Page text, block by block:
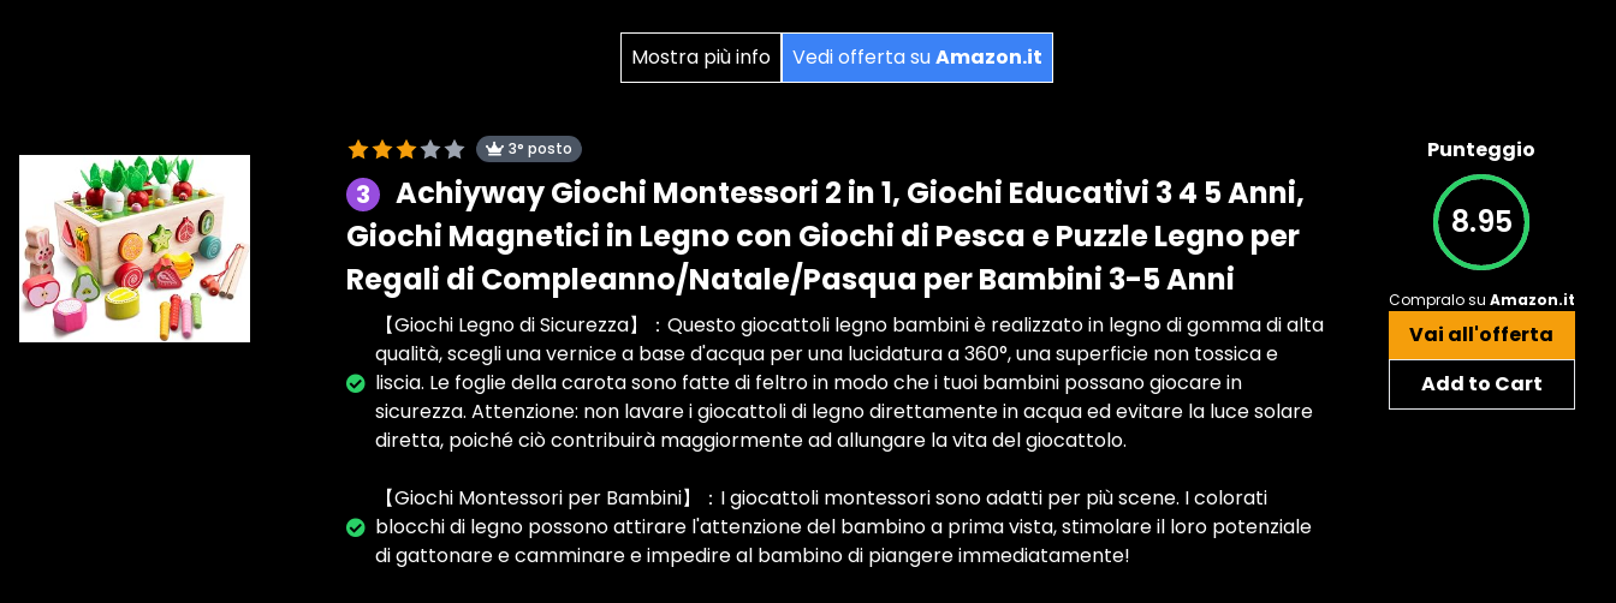
Mostra più info Vedi offerta suAmazon.it
3° posto
3
Achiyway Giochi Montessori 2 in 1, Giochi Educativi 3 4 5 Anni,
Giochi Magnetici in Legno con Giochi di Pesca e Puzzle Legno per
Regali di Compleanno/Natale/Pasqua per Bambini 3-5 Anni
【Giochi Legno di Sicurezza】：Questo giocattoli legno bambini è realizzato in legno di gomma di alta
qualità, scegli una vernice a base d'acqua per una lucidatura a 360°, una superficie non tossica e
liscia. Le foglie della carota sono fatte di feltro in modo che i tuoi bambini possano giocare in
sicurezza. Attenzione: non lavare i giocattoli di legno direttamente in acqua ed evitare la luce solare
diretta, poiché ciò contribuirà maggiormente ad allungare la vita del giocattolo.
【Giochi Montessori per Bambini】：I giocattoli montessori sono adatti per più scene. I colorati
blocchi di legno possono attirare l'attenzione del bambino a prima vista, stimolare il loro potenziale
di gattonare e camminare e impedire al bambino di piangere immediatamente!
Punteggio
8.95
Compralo su Amazon.it
Vai all'offerta
Add to Cart